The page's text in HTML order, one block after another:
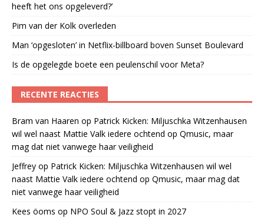
heeft het ons opgeleverd?’
Pim van der Kolk overleden
Man ‘opgesloten’ in Netflix-billboard boven Sunset Boulevard
Is de opgelegde boete een peulenschil voor Meta?
RECENTE REACTIES
Bram van Haaren op Patrick Kicken: Miljuschka Witzenhausen
wil wel naast Mattie Valk iedere ochtend op Qmusic, maar
mag dat niet vanwege haar veiligheid
Jeffrey op Patrick Kicken: Miljuschka Witzenhausen wil wel
naast Mattie Valk iedere ochtend op Qmusic, maar mag dat
niet vanwege haar veiligheid
Kees öoms op NPO Soul & Jazz stopt in 2027